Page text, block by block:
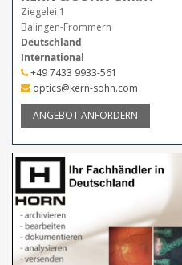
Ziegelei 1
Balingen-Frommern
Deutschland
International
+49 7433 9933-561
optics@kern-sohn.com
ANGEBOT ANFORDERN